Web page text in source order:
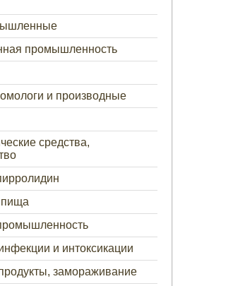
промышленность
и производные
средства,
пища
и интоксикации
замораживание